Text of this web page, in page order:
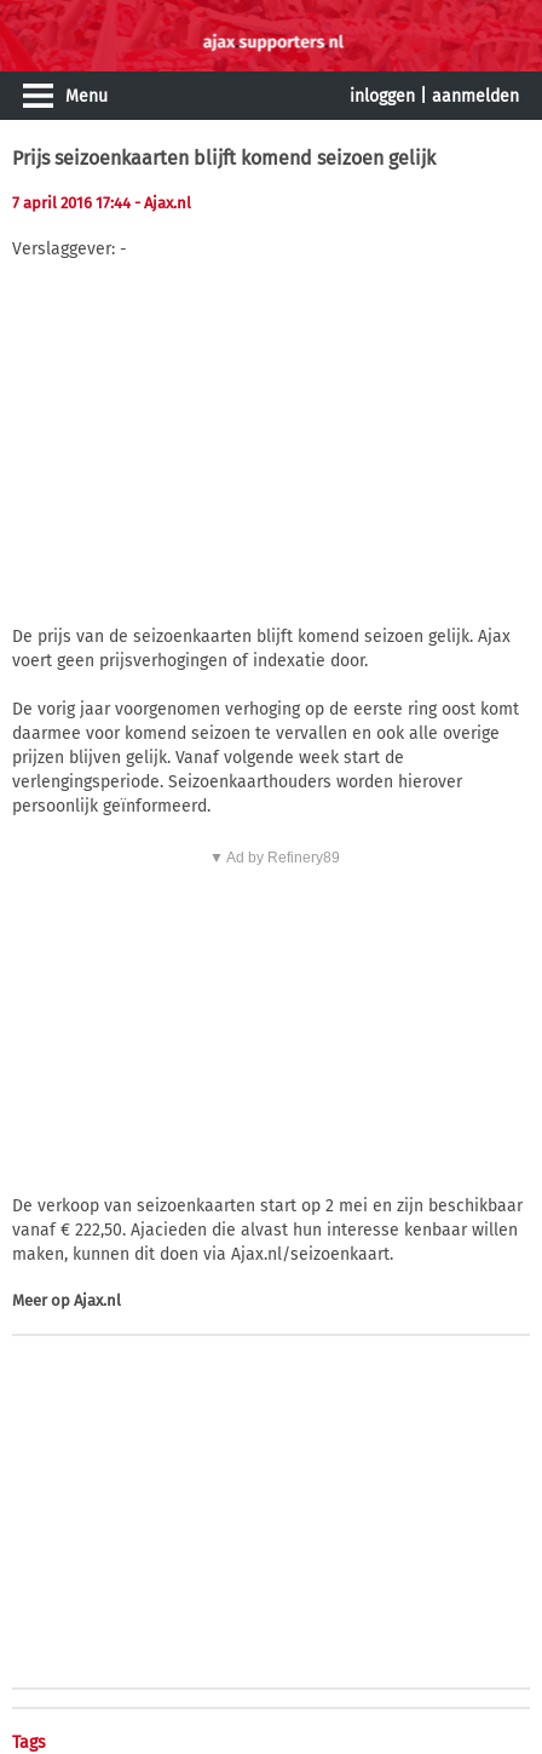
Menu inloggen aanmelden
Prijs seizoenkaarten blijft komend seizoen gelijk
7 april 2016 17:44 - Ajax.nl
Verslaggever: -
De prijs van de seizoenkaarten blijft komend seizoen gelijk. Ajax
voert geen prijsverhogingen of indexatie door.
De vorig jaar voorgenomen verhoging op de eerste ring oost komt
daarmee voor komend seizoen te vervallen en ook alle overige
prijzen blijven gelijk. Vanaf volgende week start de
verlengingsperiode. Seizoenkaarthouders worden hierover
persoonlijk geïnformeerd.
▼ Ad by Refinery89
De verkoop van seizoenkaarten start op 2 mei en zijn beschikbaar
vanaf € 222,50. Ajacieden die alvast hun interesse kenbaar willen
maken, kunnen dit doen via Ajax.nl/seizoenkaart.
Meer op Ajax.nl
Tags